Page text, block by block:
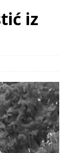
Hrvatska dišu
strane
VIJESTI
Dragojević
dramatične
iz